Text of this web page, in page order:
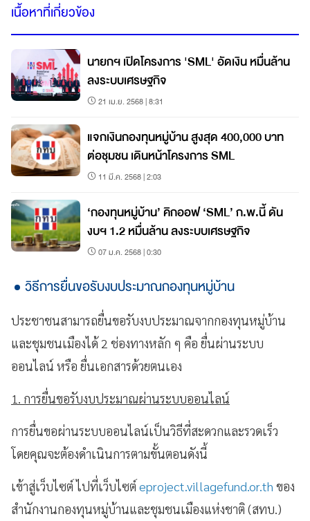
เนื้อหาที่เกี่ยวข้อง
นายกฯ เปิดโครงการ 'SML' อัดเงิน หมื่นล้าน
ลงระบบเศรษฐกิจ
21 เม.ย. 2568 | 8:31
แจกเงินกองทุนหมู่บ้าน สูงสุด 400,000 บาท
ต่อชุมชน เดินหน้าโครงการ SML
11 มี.ค. 2568 | 2:03
‘กองทุนหมู่บ้าน’ คิกออฟ ‘SML’ ก.พ.นี้ ดัน
งบฯ 1.2 หมื่นล้าน ลงระบบเศรษฐกิจ
07 ม.ค. 2568 | 0:30
วิธีการยื่นขอรับงบประมาณกองทุนหมู่บ้าน
ประชาชนสามารถยื่นขอรับงบประมาณจากกองทุนหมู่บ้าน
และชุมชนเมืองได้ 2 ช่องทางหลัก ๆ คือ ยื่นผ่านระบบ
ออนไลน์ หรือ ยื่นเอกสารด้วยตนเอง
1. การยื่นขอรับงบประมาณผ่านระบบออนไลน์
การยื่นขอผ่านระบบออนไลน์เป็นวิธีที่สะดวกและรวดเร็ว
โดยคุณจะต้องดำเนินการตามขั้นตอนดังนี้
เข้าสู่เว็บไซต์ ไปที่เว็บไซต์ eproject.villagefund.or.th ของ
สำนักงานกองทุนหมู่บ้านและชุมชนเมืองแห่งชาติ (สทบ.)